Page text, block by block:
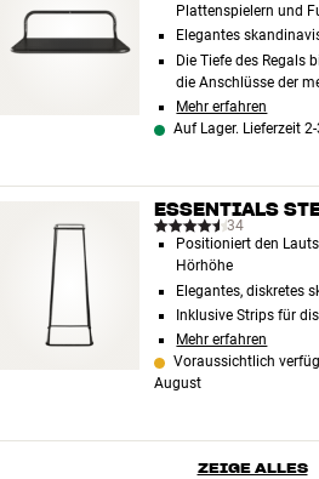
Plattenspielern und
Elegantes
Die Tiefe des Regals
die Anschlüsse der
Mehr erfahren
Auf Lager. Lieferzeit
ESSENTIALS
34
Positioniert den
Hörhöhe
Elegantes, diskretes
Inklusive Strips für
Mehr erfahren
Voraussichtlich
August
ZEIGE ALLES